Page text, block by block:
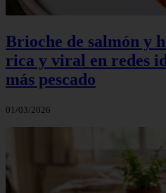
Brioche de salmón y
rica y viral en redes
más pescado
01/03/2026